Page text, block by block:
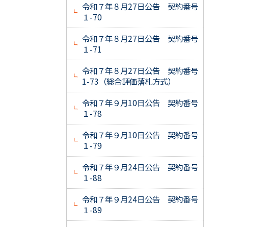
令和７年８月27日公告 契約番号
１-70
令和７年８月27日公告 契約番号
１-71
令和７年８月27日公告 契約番号
1-73（総合評価落札方式）
令和７年９月10日公告 契約番号
１-78
令和７年９月10日公告 契約番号
１-79
令和７年９月24日公告 契約番号
１-88
令和７年９月24日公告 契約番号
１-89